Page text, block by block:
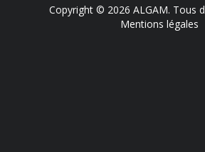
Copyright © 2026 ALGAM. Tous
Mentions légales